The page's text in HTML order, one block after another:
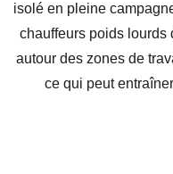
isolé en pleine
chauffeurs poids lourds
autour des zones de
ce qui peut